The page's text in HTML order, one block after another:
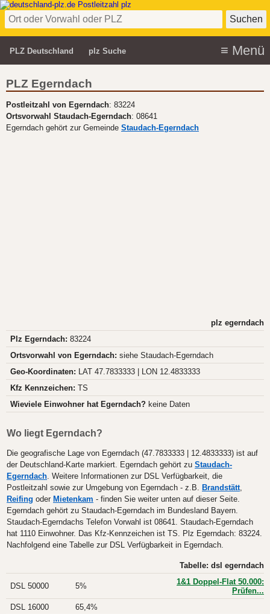
PLZ Deutschland plz Suche
PLZ Egerndach
Postleitzahl von Egerndach: 83224
Ortsvorwahl Staudach-Egerndach: 08641
Egerndach gehört zur Gemeinde Staudach-Egerndach
plz egerndach
Plz Egerndach: 83224
Ortsvorwahl von Egerndach: siehe Staudach-Egerndach
Geo-Koordinaten: LAT 47.7833333 | LON 12.4833333
Kfz Kennzeichen: TS
Wieviele Einwohner hat Egerndach? keine Daten
Wo liegt Egerndach?
Die geografische Lage von Egerndach (47.7833333 | 12.4833333) ist auf
der Deutschland-Karte markiert. Egerndach gehört zu Staudach-
Egerndach. Weitere Informationen zur DSL Verfügbarkeit, die
Postleitzahl sowie zur Umgebung von Egerndach - z.B. Brandstätt,
Reifing oder Mietenkam - finden Sie weiter unten auf dieser Seite.
Egerndach gehört zu Staudach-Egerndach im Bundesland Bayern.
Staudach-Egerndachs Telefon Vorwahl ist 08641. Staudach-Egerndach
hat 1110 Einwohner. Das Kfz-Kennzeichen ist TS. Plz Egerndach: 83224.
Nachfolgend eine Tabelle zur DSL Verfügbarkeit in Egerndach.
Tabelle: dsl egerndach
DSL 50000 5%
1&1 Doppel-Flat 50.000:
Prüfen...
DSL 16000
65,4%